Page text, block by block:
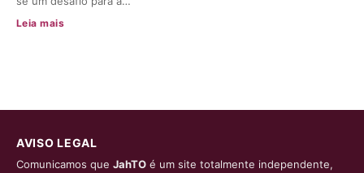
Leia mais
AVISO LEGAL
Comunicamos que JahTO é um site totalmente independente,